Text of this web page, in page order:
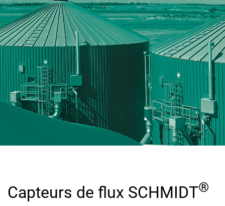
Capteurs de flux SCHMIDT®